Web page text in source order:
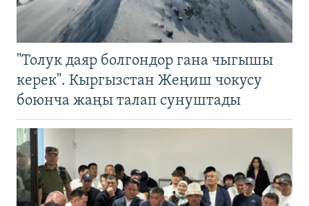
"Толук даяр болгондор гана чыгышы
керек". Кыргызстан Жеңиш чокусу
боюнча жаңы талап сунуштады